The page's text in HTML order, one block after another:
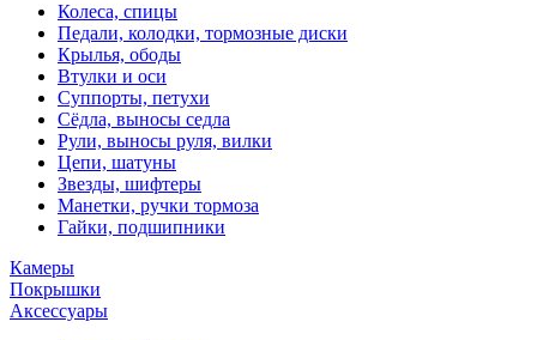
Колеса, спицы
Педали, колодки, тормозные диски
Крылья, ободы
Втулки и оси
Суппорты, петухи
Сёдла, выносы седла
Рули, выносы руля, вилки
Цепи, шатуны
Звезды, шифтеры
Манетки, ручки тормоза
Гайки, подшипники
Камеры
Покрышки
Аксессуары